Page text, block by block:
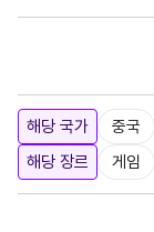
해당 국가
중국
해당 장르
게임